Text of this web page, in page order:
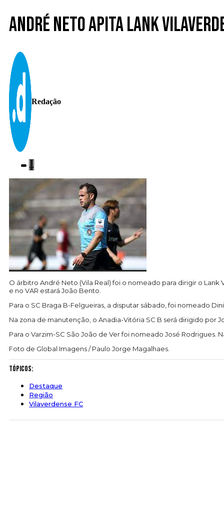
André Neto apita Lank
Redação
O árbitro André Neto (Vila Real) foi o nomeado para dirigir o Lank
e no VAR estará João Bento.
Para o SC Braga B-Felgueiras, a disputar sábado, foi nomeado
Na zona de manutenção, o Anadia-Vitória SC B será dirigido por
Para o Varzim-SC São João de Ver foi nomeado José Rodrigues.
Foto de Global Imagens / Paulo Jorge Magalhaes.
Tópicos:
Destaque
Região
Vilaverdense FC